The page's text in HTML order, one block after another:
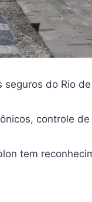
do Rio
controle
tem